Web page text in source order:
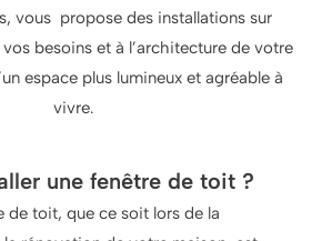
vous propose des installations sur
besoins et à l’architecture de votre
espace plus lumineux et agréable à
vivre.
une fenêtre de toit ?
de toit, que ce soit lors de la